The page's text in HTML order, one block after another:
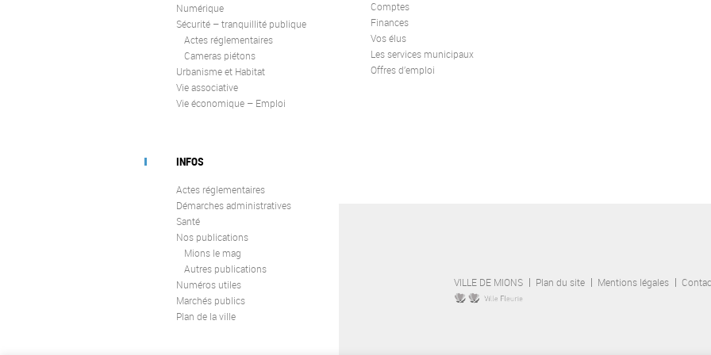
Numérique
Sécurité – tranquillité publique
Actes réglementaires
Cameras piétons
Urbanisme et Habitat
Vie associative
Vie économique – Emploi
Comptes
Finances
Vos élus
Les services municipaux
Offres d’emploi
INFOS
Actes réglementaires
Démarches administratives
Santé
Nos publications
Mions le mag
Autres publications
Numéros utiles
Marchés publics
Plan de la ville
VILLE DE MIONS Plan du site Mentions légales